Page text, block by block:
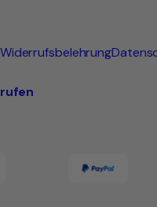
Widerrufsbelehrung